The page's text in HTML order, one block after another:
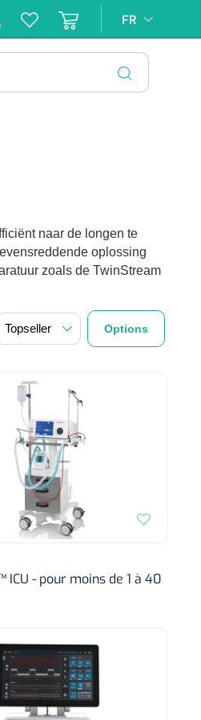
FR
naar de longen te
oplossing
zoals de TwinStream
Options
ICU - pour moins de 1 à 40